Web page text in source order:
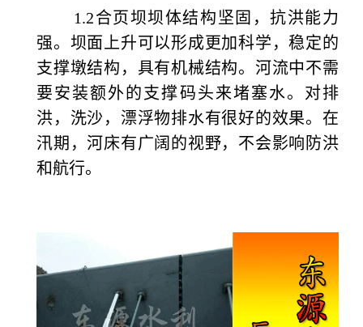
1.2合页坝坝体结构坚固，抗洪能力
强。坝面上升可以形成更加科学，稳定的
支撑墩结构，具有机械结构。河流中不需
要安装额外的支撑码头来堵塞水。对排
洪，洗沙，漂浮物排水有很好的效果。在
汛期，河床有广阔的视野，不会影响防洪
和航行。